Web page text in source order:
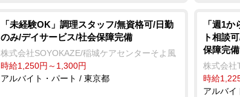
「未経験OK」調理スタッフ/無資格可/日勤
のみ/デイサービス/社会保障完備
株式会社SOYOKAZE/稲城ケアセンターそよ風
時給1,250円～1,300円
アルバイト・パート / 東京都
「週1
ト相談
保障完備
株式会社
時給
アルバイ